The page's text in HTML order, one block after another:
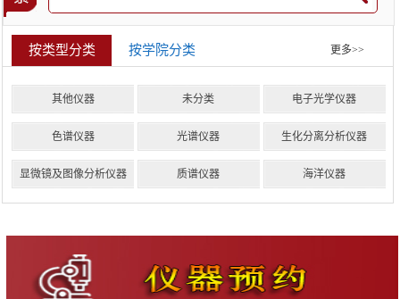
按类型分类 按学院分类
其他仪器 未分类 电子光学仪器
色谱仪器 光谱仪器 生化分离分析仪器
显微镜及图像分析仪器 质谱仪器 海洋仪器
更多>>